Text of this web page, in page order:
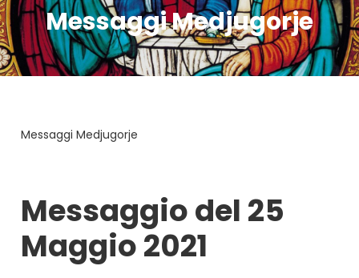
Messaggi Medjugorje
Messaggi Medjugorje
Messaggio del 25
Maggio 2021